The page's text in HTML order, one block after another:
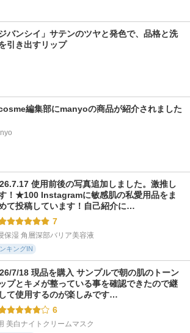
ジバンシイ」サテンのツヤと発色で、品格と洗
引き出すリップ
編集部にmanyoの商品が紹介されました
使用前後の写真追加しました。激推し
！★100 Instagramに敏感肌の私愛用品をま
て投稿しています！自己紹介に…
7
保湿 角層深部バリア美容液
キングIN
7/18 現品を購入 サンプルで朝の肌のトーン
プとキメが整っている事を確認できたので継
て使用するのが楽しみです…
6
美白ナイトクリームマスク